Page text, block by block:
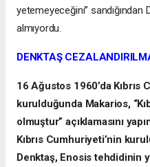
yetemeyeceğini” sandığından
almıyordu.
DENKTAŞ
16 Ağustos 1960’da
kurulduğunda Makarios,
olmuştur” açıklamasını
Kıbrıs Cumhuriyeti’nin
Denktaş, Enosis tehdidinin